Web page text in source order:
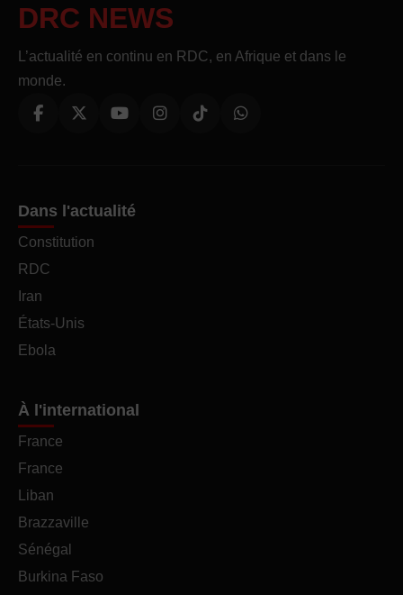
DRC NEWS
L’actualité en continu en RDC, en Afrique et dans le
monde.
Dans l'actualité
Constitution
RDC
Iran
États-Unis
Ebola
À l'international
France
France
Liban
Brazzaville
Sénégal
Burkina Faso